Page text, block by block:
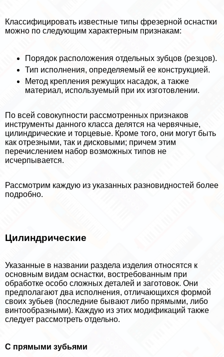
Классифицировать известные типы фрезерной оснастки
можно по следующим хаpaктерным признакам:
Порядок расположения отдельных зубцов (резцов).
Тип исполнения, определяемый ее конструкцией.
Метод крепления режущих насадок, а также
материал, используемый при их изготовлении.
По всей совокупности рассмотренных признаков
инструменты данного класса делятся на червячные,
цилиндрические и торцевые. Кроме того, они могут быть
как отрезными, так и дисковыми; причем этим
перечислением набор возможных типов не
исчерпывается.
Рассмотрим каждую из указанных разновидностей более
подробно.
Цилиндрические
Указанные в названии раздела изделия относятся к
основным видам оснастки, востребованным при
обработке особо сложных деталей и заготовок. Они
предполагают два исполнения, отличающихся формой
своих зубьев (последние бывают либо прямыми, либо
винтообразными). Каждую из этих модификаций также
следует рассмотреть отдельно.
С прямыми зубьями